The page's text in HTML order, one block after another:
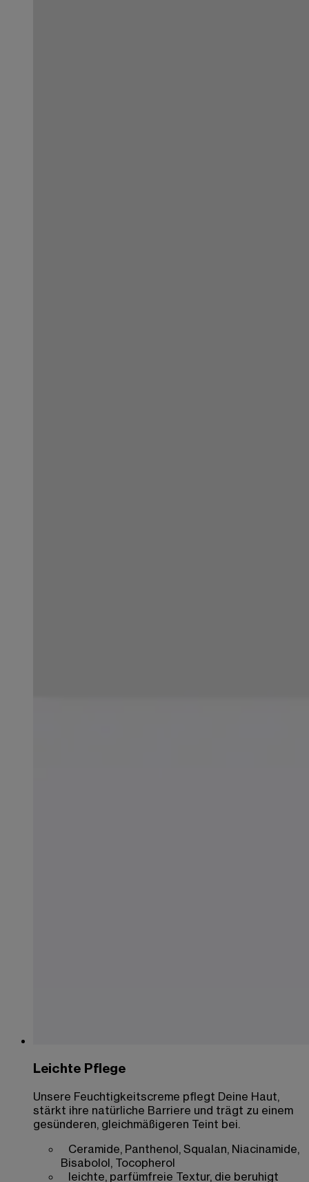
Leichte Pflege
Unsere Feuchtigkeitscreme pflegt Deine Haut,
stärkt ihre natürliche Barriere und trägt zu einem
gesünderen, gleichmäßigeren Teint bei.
Ceramide, Panthenol, Squalan, Niacinamide,
Bisabolol, Tocopherol
leichte, parfümfreie Textur, die beruhigt